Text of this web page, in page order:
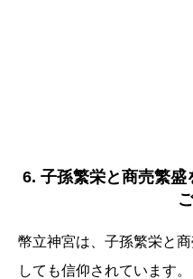
6. 子孫繁栄と商売繁
幣立神宮は、子孫繁栄と
しても信仰されています。